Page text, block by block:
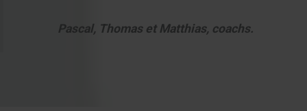
Pascal, Thomas et Matthias, coachs.